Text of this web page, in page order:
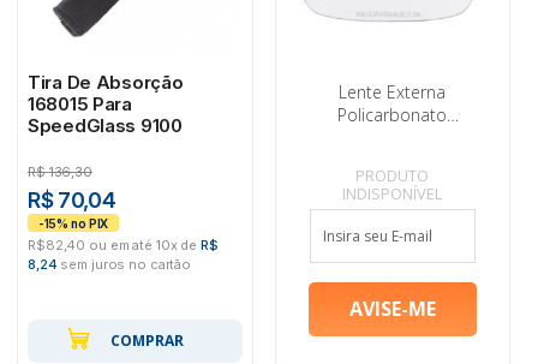
Tira De Absorção
168015 Para
SpeedGlass 9100
R$ 136,30
R$ 70,04
R$82,40 ou em até 10x de R$
8,24 sem juros no cartão
COMPRAR
Lente Externa
Policarbonato
PRODUTO
INDISPONÍVEL